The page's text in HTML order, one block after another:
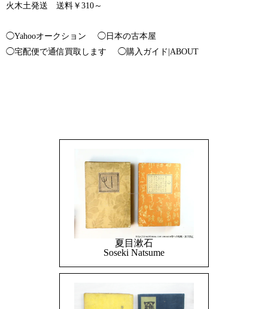
火木土発送 送料￥310～
◯Yahooオークション
◯日本の古本屋
◯宅配便で通信買取します
◯購入ガイド|ABOUT
夏目漱石
Soseki Natsume